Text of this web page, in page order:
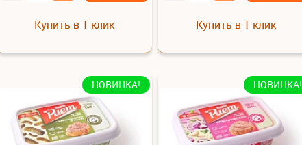
Купить в 1 клик Купить в 1 клик
НОВИНКА! НОВИНКА!